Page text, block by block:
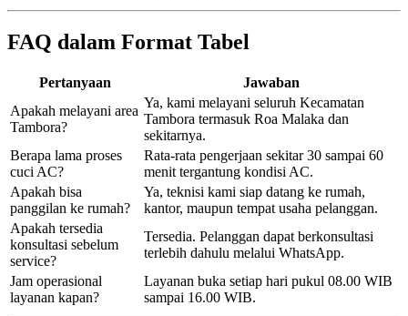
FAQ dalam Format Tabel
Pertanyaan
Jawaban
Apakah melayani area
Tambora?
Ya, kami melayani seluruh Kecamatan
Tambora termasuk Roa Malaka dan
sekitarnya.
Berapa lama proses
cuci AC?
Rata-rata pengerjaan sekitar 30 sampai 60
menit tergantung kondisi AC.
Apakah bisa
panggilan ke rumah?
Ya, teknisi kami siap datang ke rumah,
kantor, maupun tempat usaha pelanggan.
Apakah tersedia
konsultasi sebelum
service?
Tersedia. Pelanggan dapat berkonsultasi
terlebih dahulu melalui WhatsApp.
Jam operasional
layanan kapan?
Layanan buka setiap hari pukul 08.00 WIB
sampai 16.00 WIB.